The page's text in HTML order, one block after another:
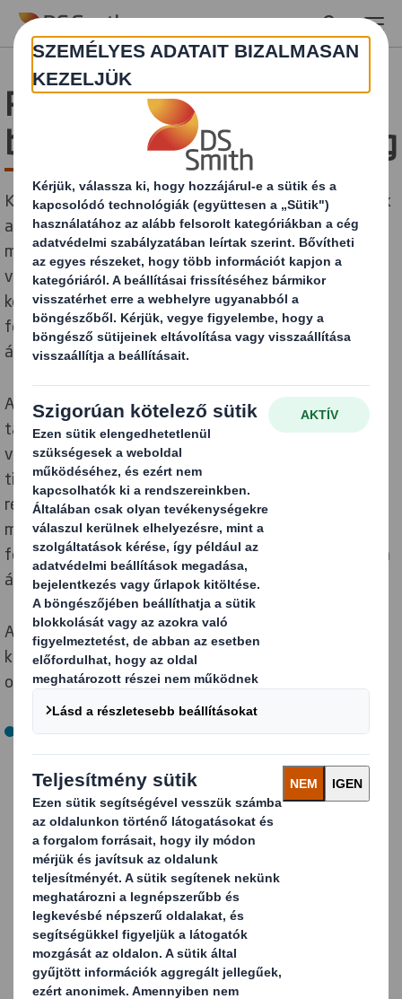
Skip to main content
Rost alapanyagok
beszerzése és elérhetőség
Körforgásos üzleti modellünkben előnyben részesítjük
az újrahasznosított rostok használatát és csak kis
mennyiségű szűz rostra van szükség. Azonban, hogy
valóban biztosítani tudjuk a fenntarthatóságot, meg
kell óvnunk természeti erőforrásokainkat, hogy a ma
felhasznált rostok helyében a jövőben rendelkezésre
álljon új.
A jól kezelt erdőkből származó faanyag létfontosságú
társadalmi, környezeti és gazdasági előnyökkel jár, és
valóban fenntartható vállalkozás lehet. Azonban
tisztában vagyunk azzal, hogy egyes országokban és
régiókban az erdőirtás és az illegális fakitermelés még
mindig problémát jelent. Ezért hiszünk abban, hogy a
felelős és fenntartható erdőgazdálkodás támogatása
ágazatunk számára stratégiai jelentőségű.
A fenntartható rost alapanyag beszerzéssel
kapcsolatos munkánk két kulcsfontosságú területre
oszlik, melyek céljai a következők:
Olyan kezdeményezések támogatása, amelyek
elősegítik felügyeleti lánc tanúsítással rendelkező
erdőgazdálkodást működésünkben
Telephelyeink 100%-a rendelkezzen felügyeleti
lánc tanúsítvánnyal (FSC®, PEFC vagy SFI).
Biztosítsuk nyomon követhető és átlátható
ellátási láncok által, hogy termékeinkben lévő
bármilyen szűz rost fenntartható forrásból
származzon.
2020-tól 100%-ban újrahasznosított vagy
felügyeleti lánc által tanúsított papírokat
használunk.